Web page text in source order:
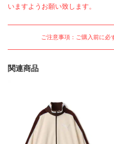
いますようお願い致します。
ご注意事項：ご購入前に必
関連商品